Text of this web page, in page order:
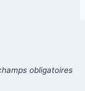
obligatoires